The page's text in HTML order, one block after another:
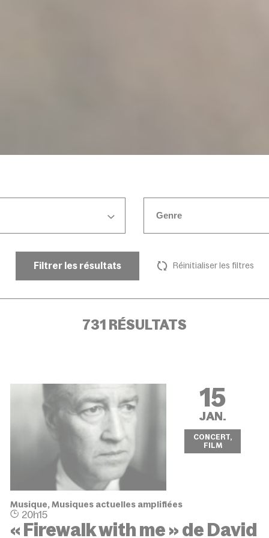
Genre
Filtrer les résultats Réinitialiser les filtres
731 RÉSULTATS
15
JAN.
CONCERT,
FILM
Musique, Musiques actuelles amplifiées
20h15
« Firewalk with me » de David